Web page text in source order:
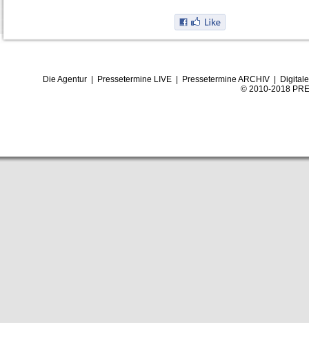
Die Agentur| Pressetermine LIVE| Pressetermine ARCHIV|
© 2010-2018